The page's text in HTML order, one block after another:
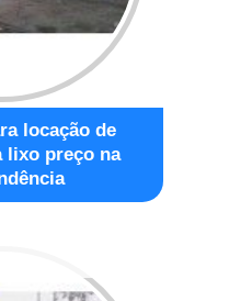
locação de
lixo preço na